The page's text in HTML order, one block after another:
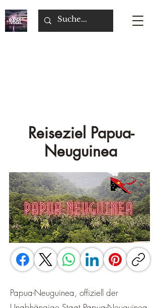
Reiseziel Papua-
Neuguinea
Papua-Neuguinea, offiziell der